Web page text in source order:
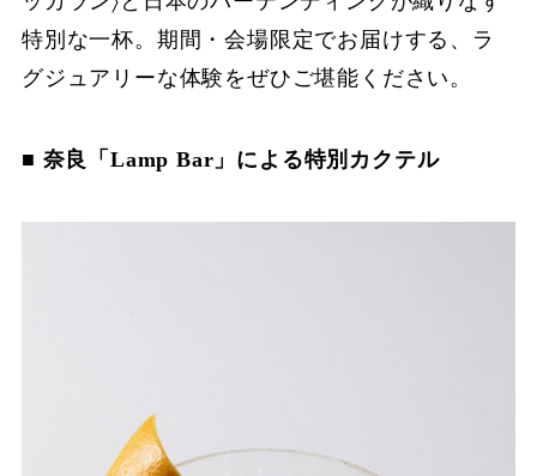
特別な⼀杯。期間・会場限定でお届けする、ラ
グジュアリーな体験をぜひご堪能ください。
■ 奈良「Lamp Bar」による特別カクテル